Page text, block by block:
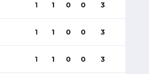
1 1 0 0 3
1 1 0 0 3
1 1 0 0 3